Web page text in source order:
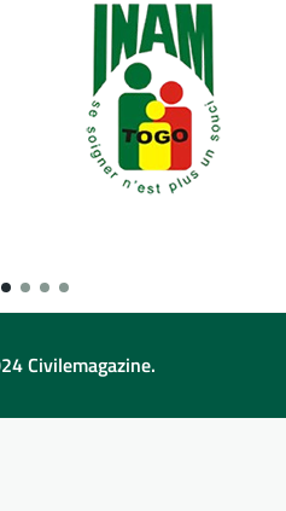
Civilemagazine.